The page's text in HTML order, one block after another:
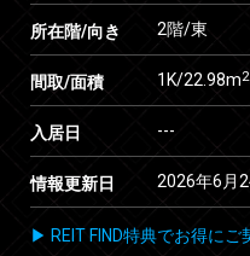
所在階/向き 2階/東
間取/面積 1K/22.98m2
入居日 ---
情報更新日 2026年6月
▶ REIT FIND特典でお得にご